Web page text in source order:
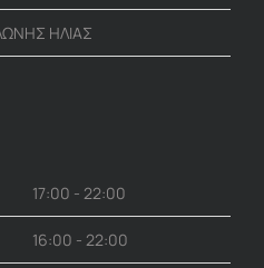
ΗΛΙΑΣ
17:00 - 22:00
16:00 - 22:00